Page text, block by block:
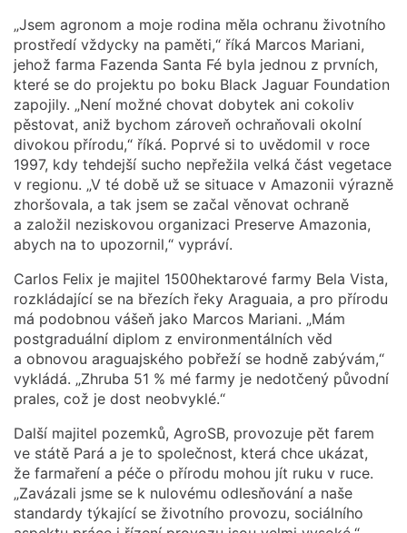
„Jsem agronom a moje rodina měla ochranu životního
prostředí vždycky na paměti,“ říká Marcos Mariani,
jehož farma Fazenda Santa Fé byla jednou z prvních,
které se do projektu po boku Black Jaguar Foundation
zapojily. „Není možné chovat dobytek ani cokoliv
pěstovat, aniž bychom zároveň ochraňovali okolní
divokou přírodu,“ říká. Poprvé si to uvědomil v roce
1997, kdy tehdejší sucho nepřežila velká část vegetace
v regionu. „V té době už se situace v Amazonii výrazně
zhoršovala, a tak jsem se začal věnovat ochraně
a založil neziskovou organizaci Preserve Amazonia,
abych na to upozornil,“ vypráví.
Carlos Felix je majitel 1500hektarové farmy Bela Vista,
rozkládající se na březích řeky Araguaia, a pro přírodu
má podobnou vášeň jako Marcos Mariani. „Mám
postgraduální diplom z environmentálních věd
a obnovou araguajského pobřeží se hodně zabývám,“
vykládá. „Zhruba 51 % mé farmy je nedotčený původní
prales, což je dost neobvyklé.“
Další majitel pozemků, AgroSB, provozuje pět farem
ve státě Pará a je to společnost, která chce ukázat,
že farmaření a péče o přírodu mohou jít ruku v ruce.
„Zavázali jsme se k nulovému odlesňování a naše
standardy týkající se životního provozu, sociálního